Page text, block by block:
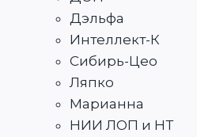
Дэльфа
Интеллект-К
Сибирь-Цео
Ляпко
Марианна
НИИ ЛОП и НТ